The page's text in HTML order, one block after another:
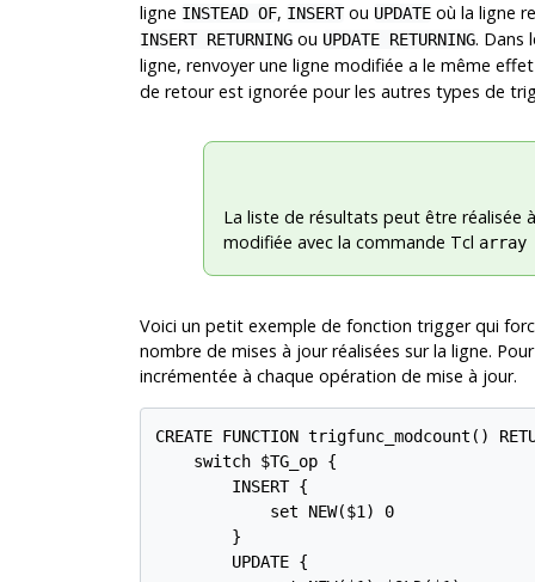
ligne INSTEAD OF, INSERTou UPDATEoù la ligne
INSERT RETURNINGou UPDATE RETURNING. Dans
ligne, renvoyer une ligne modifiée a le même
de retour est ignorée pour les autres types de
La liste de résultats peut être réalisée
modifiée avec la commande Tcl array
Voici un petit exemple de fonction trigger qui
nombre de mises à jour réalisées sur la ligne.
incrémentée à chaque opération de mise à jour.
CREATE FUNCTION trigfunc_modcount()
    switch $TG_op {
        INSERT {
            set NEW($1) 0
        }
        UPDATE {